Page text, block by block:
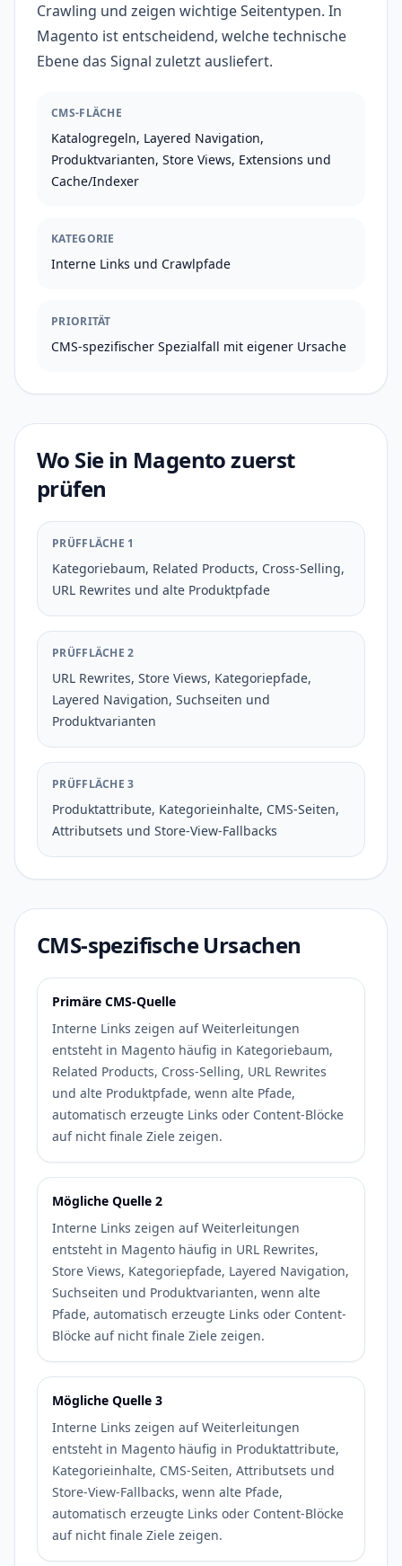
Crawling und zeigen wichtige Seitentypen. In
Magento ist entscheidend, welche technische
Ebene das Signal zuletzt ausliefert.
CMS-FLÄCHE
Katalogregeln, Layered Navigation,
Produktvarianten, Store Views, Extensions und
Cache/Indexer
KATEGORIE
Interne Links und Crawlpfade
PRIORITÄT
CMS-spezifischer Spezialfall mit eigener Ursache
Wo Sie in Magento zuerst
prüfen
PRÜFFLÄCHE 1
Kategoriebaum, Related Products, Cross-Selling,
URL Rewrites und alte Produktpfade
PRÜFFLÄCHE 2
URL Rewrites, Store Views, Kategoriepfade,
Layered Navigation, Suchseiten und
Produktvarianten
PRÜFFLÄCHE 3
Produktattribute, Kategorieinhalte, CMS-Seiten,
Attributsets und Store-View-Fallbacks
CMS-spezifische Ursachen
Primäre CMS-Quelle
Interne Links zeigen auf Weiterleitungen
entsteht in Magento häufig in Kategoriebaum,
Related Products, Cross-Selling, URL Rewrites
und alte Produktpfade, wenn alte Pfade,
automatisch erzeugte Links oder Content-Blöcke
auf nicht finale Ziele zeigen.
Mögliche Quelle 2
Interne Links zeigen auf Weiterleitungen
entsteht in Magento häufig in URL Rewrites,
Store Views, Kategoriepfade, Layered Navigation,
Suchseiten und Produktvarianten, wenn alte
Pfade, automatisch erzeugte Links oder Content-
Blöcke auf nicht finale Ziele zeigen.
Mögliche Quelle 3
Interne Links zeigen auf Weiterleitungen
entsteht in Magento häufig in Produktattribute,
Kategorieinhalte, CMS-Seiten, Attributsets und
Store-View-Fallbacks, wenn alte Pfade,
automatisch erzeugte Links oder Content-Blöcke
auf nicht finale Ziele zeigen.